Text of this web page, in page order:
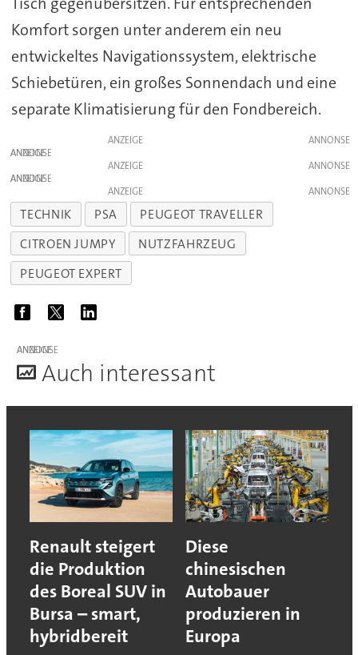
Komfort sorgen unter anderem ein neu
entwickeltes Navigationssystem, elektrische
Schiebetüren, ein großes Sonnendach und eine
separate Klimatisierung für den Fondbereich.
ANZEIGE
ANZEIGE
ANZEIGE
ANZEIGE
ANZEIGE
TECHNIK PSA
PEUGEOT TRAVELLER
CITROEN JUMPY
NUTZFAHRZEUG
PEUGEOT EXPERT
ANZEIGE
Auch interessant
Renault steigert
die Produktion
des Boreal SUV in
Bursa – smart,
hybridbereit
Diese
chinesischen
Autobauer
produzieren in
Europa